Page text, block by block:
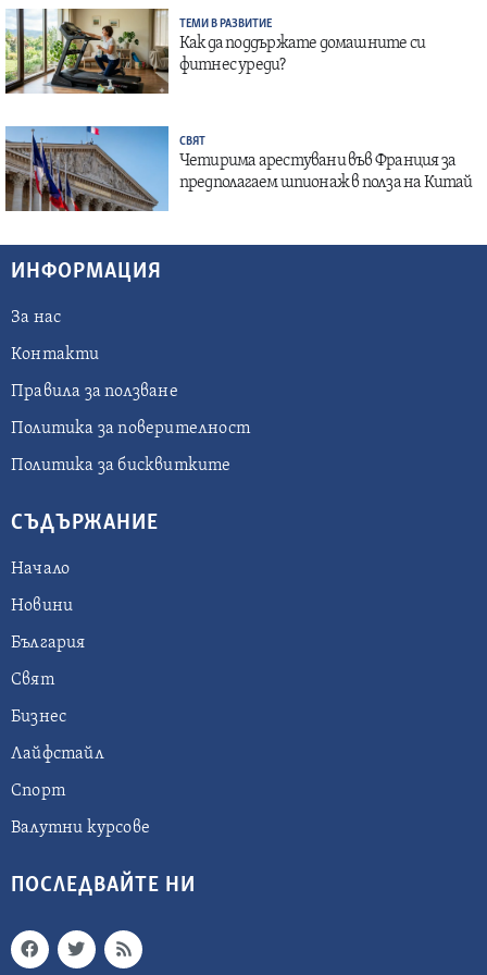
ТЕМИ В РАЗВИТИЕ
Как да поддържате домашните си
фитнес уреди?
СВЯТ
Четирима арестувани във Франция за
предполагаем шпионаж в полза на Китай
ИНФОРМАЦИЯ
За нас
Контакти
Правила за ползване
Политика за поверителност
Политика за бисквитките
СЪДЪРЖАНИЕ
Начало
Новини
България
Свят
Бизнес
Лайфстайл
Спорт
Валутни курсове
ПОСЛЕДВАЙТЕ НИ